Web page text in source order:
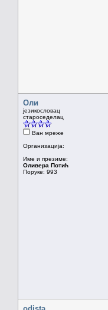
Оли
језикословац
староседелац
Ван мреже
Организација:
Име и презиме:
Оливера Потић
Поруке: 993